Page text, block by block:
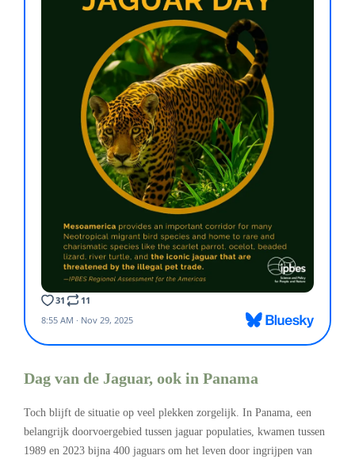
Dag van de Jaguar, ook in Panama
Toch blijft de situatie op veel plekken zorgelijk. In Panama, een
belangrijk doorvoergebied tussen jaguar populaties, kwamen tussen
1989 en 2023 bijna 400 jaguars om het leven door ingrijpen van